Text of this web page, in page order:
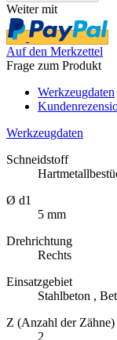
Weiter mit
Auf den Merkzettel
Frage zum Produkt
Werkzeugdaten
Werkzeugdaten
Schneidstoff
Ø d1
5 mm
Drehrichtung
Rechts
Einsatzgebiet
Stahlbeton ,
Z (Anzahl der Zähne)
2